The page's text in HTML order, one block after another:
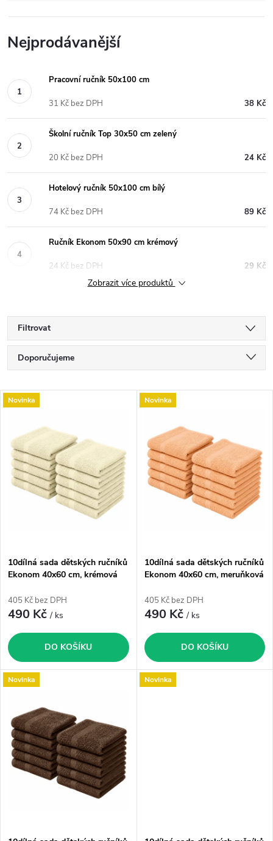
Nejprodávanější
Pracovní ručník 50x100 cm
38 Kč
31 Kč bez DPH
Školní ručník Top 30x50 cm zelený
24 Kč
20 Kč bez DPH
Hotelový ručník 50x100 cm bílý
89 Kč
74 Kč bez DPH
Ručník Ekonom 50x90 cm krémový
29 Kč
24 Kč bez DPH
Zobrazit více produktů
Filtrovat
Ř
a
e
n
r
o
d
u
k
t
ů
Doporučujeme
Nejdražší
Nejprodávanější
Abecedně
V
ý
p
i
p
r
o
d
u
k
t
ů
Novinka
10dílná sada dětských ručníků
Ekonom 40x60 cm, krémová
405 Kč bez DPH
490 Kč/ ks
DO KOŠÍKU
Novinka
10dílná sada dětských ručníků
Ekonom 40x60 cm, meruňková
405 Kč bez DPH
490 Kč/ ks
DO KOŠÍKU
Novinka Novinka